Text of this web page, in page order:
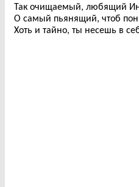
Так очищаемый, любящий
О самый пьянящий, чтоб
Хоть и тайно, ты несешь в